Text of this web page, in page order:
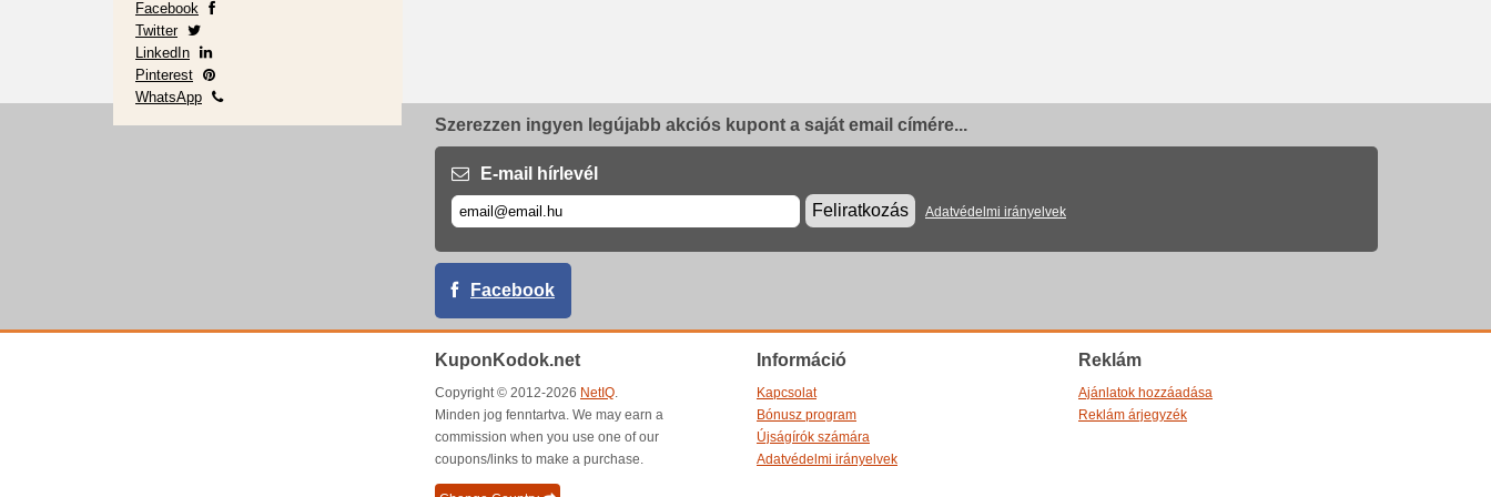
Facebook
Twitter
LinkedIn
Pinterest
WhatsApp
Szerezzen ingyen legújabb akciós kupont a saját email címére...
E-mail hírlevél
Feliratkozás
Adatvédelmi irányelvek
Facebook
KuponKodok.net
Copyright © 2012-2026 NetIQ.
Minden jog fenntartva. We may earn a
commission when you use one of our
coupons/links to make a purchase.
Információ
Kapcsolat
Bónusz program
Újságírók számára
Adatvédelmi irányelvek
Reklám
Ajánlatok hozzáadása
Reklám árjegyzék